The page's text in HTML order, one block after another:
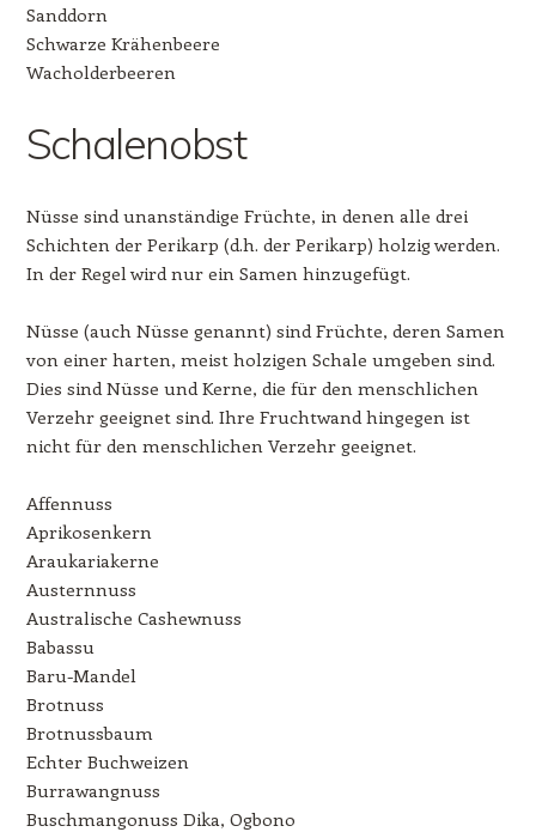
Sanddorn
Schwarze Krähenbeere
Wacholderbeeren
Schalenobst
Nüsse sind unanständige Früchte, in denen alle drei
Schichten der Perikarp (d.h. der Perikarp) holzig werden.
In der Regel wird nur ein Samen hinzugefügt.
Nüsse (auch Nüsse genannt) sind Früchte, deren Samen
von einer harten, meist holzigen Schale umgeben sind.
Dies sind Nüsse und Kerne, die für den menschlichen
Verzehr geeignet sind. Ihre Fruchtwand hingegen ist
nicht für den menschlichen Verzehr geeignet.
Affennuss
Aprikosenkern
Araukariakerne
Austernnuss
Australische Cashewnuss
Babassu
Baru-Mandel
Brotnuss
Brotnussbaum
Echter Buchweizen
Burrawangnuss
Buschmangonuss Dika, Ogbono